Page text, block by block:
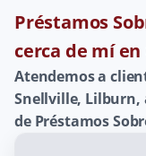
Préstamos
cerca de mí en
Atendemos a
Snellville, Lilburn,
de Préstamos